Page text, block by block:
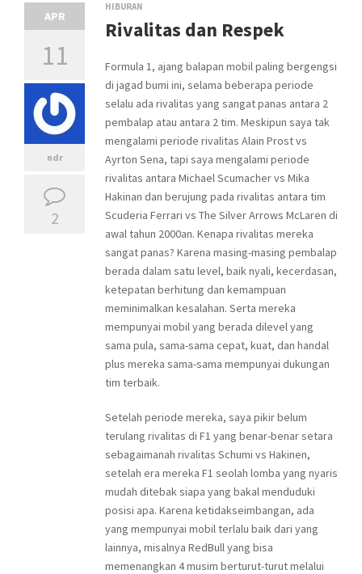
APR
11
ndr
2
HIBURAN
Rivalitas dan Respek
Formula 1, ajang balapan mobil paling bergengsi
di jagad bumi ini, selama beberapa periode
selalu ada rivalitas yang sangat panas antara 2
pembalap atau antara 2 tim. Meskipun saya tak
mengalami periode rivalitas Alain Prost vs
Ayrton Sena, tapi saya mengalami periode
rivalitas antara Michael Scumacher vs Mika
Hakinan dan berujung pada rivalitas antara tim
Scuderia Ferrari vs The Silver Arrows McLaren di
awal tahun 2000an. Kenapa rivalitas mereka
sangat panas? Karena masing-masing pembalap
berada dalam satu level, baik nyali, kecerdasan,
ketepatan berhitung dan kemampuan
meminimalkan kesalahan. Serta mereka
mempunyai mobil yang berada dilevel yang
sama pula, sama-sama cepat, kuat, dan handal
plus mereka sama-sama mempunyai dukungan
tim terbaik.
Setelah periode mereka, saya pikir belum
terulang rivalitas di F1 yang benar-benar setara
sebagaimanah rivalitas Schumi vs Hakinen,
setelah era mereka F1 seolah lomba yang nyaris
mudah ditebak siapa yang bakal menduduki
posisi apa. Karena ketidakseimbangan, ada
yang mempunyai mobil terlalu baik dari yang
lainnya, misalnya RedBull yang bisa
memenangkan 4 musim berturut-turut melalui